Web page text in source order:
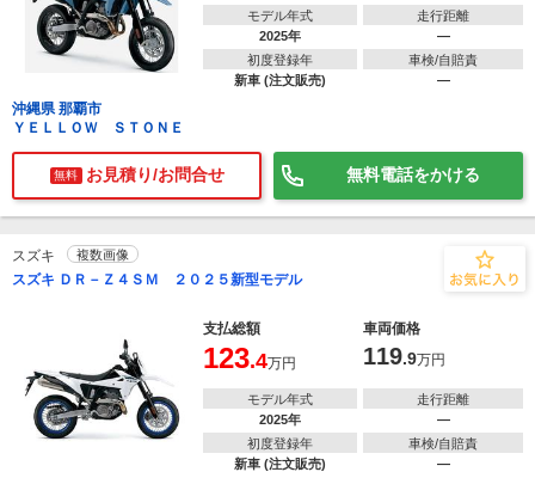
モデル年式
2025年
走行距離
―
初度登録年
新車 (注文販売)
車検/自賠責
―
沖縄県 那覇市
ＹＥＬＬＯＷ ＳＴＯＮＥ
無料 お見積り/お問合せ 無料電話をかける
スズキ 複数画像
スズキ ＤＲ－Ｚ４ＳＭ ２０２５新型モデル
支払総額 車両価格
123.4万円 119.9万円
モデル年式
2025年
走行距離
―
初度登録年
新車 (注文販売)
車検/自賠責
―